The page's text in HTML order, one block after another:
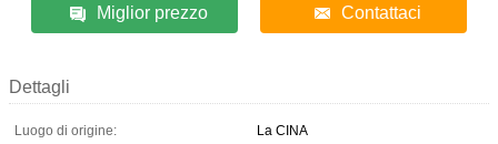
Miglior prezzo Contattaci
Dettagli
Luogo di origine:
La CINA